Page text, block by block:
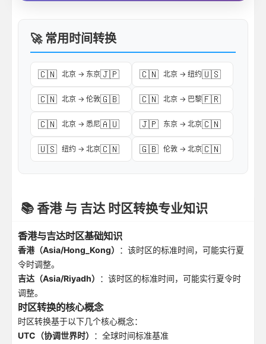
🚀 常用时间转换
🇨🇳 北京 → 东京🇯🇵 🇨🇳 北京 → 纽约🇺🇸
🇨🇳 北京 → 伦敦🇬🇧 🇨🇳 北京 → 巴黎🇫🇷
🇨🇳 北京 → 悉尼🇦🇺 🇯🇵 东京 → 北京🇨🇳
🇺🇸 纽约 → 北京🇨🇳 🇬🇧 伦敦 → 北京🇨🇳
📚 香港 与 吉达 时区转换专业知识
香港与吉达时区基础知识
香港（Asia/Hong_Kong）
：该时区的标准时间，可能实行夏
令时调整。
吉达（Asia/Riyadh）
：该时区的标准时间，可能实行夏令时
调整。
时区转换的核心概念
时区转换基于以下几个核心概念：
UTC（协调世界时）
：全球时间标准基准